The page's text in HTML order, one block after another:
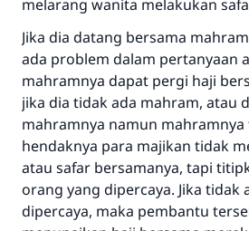
melarang wanita melakukan
Jika dia datang bersama
ada problem dalam pertanyaan
mahramnya dapat pergi haji
jika dia tidak ada mahram, atau
mahramnya namun
hendaknya para majikan tidak
atau safar bersamanya, tapi
orang yang dipercaya. Jika tidak
dipercaya, maka pembantu